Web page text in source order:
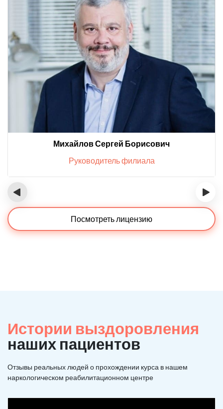
Михайлов Сергей Борисович
Руководитель филиала
‹ ›
Посмотреть лицензию
Истории выздоровления
наших пациентов
Отзывы реальных людей о прохождении курса в нашем
наркологическом реабилитационном центре